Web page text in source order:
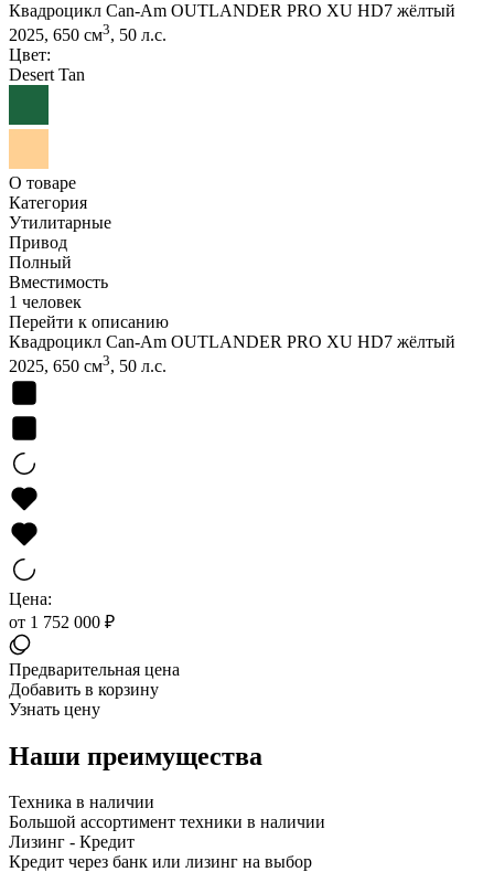
Квадроцикл Can-Am OUTLANDER PRO XU HD7 жёлтый
2025, 650 см3, 50 л.с.
Цвет:
Desert Tan
О товаре
Категория
Утилитарные
Привод
Полный
Вместимость
1 человек
Перейти к описанию
Квадроцикл Can-Am OUTLANDER PRO XU HD7 жёлтый
2025, 650 см3, 50 л.с.
Цена:
от 1 752 000 ₽
Предварительная цена
Добавить в корзину
Узнать цену
Наши преимущества
Техника в наличии
Большой ассортимент техники в наличии
Лизинг - Кредит
Кредит через банк или лизинг на выбор